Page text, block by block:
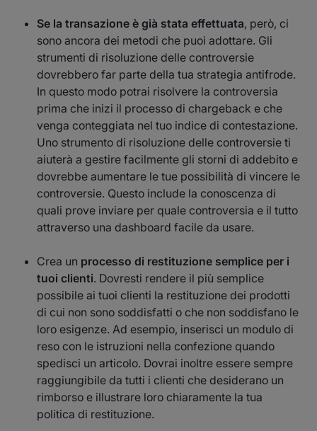
Se la transazione è già stata effettuata, però, ci
sono ancora dei metodi che puoi adottare. Gli
strumenti di risoluzione delle controversie
dovrebbero far parte della tua strategia antifrode.
In questo modo potrai risolvere la controversia
prima che inizi il processo di chargeback e che
venga conteggiata nel tuo indice di contestazione.
Uno strumento di risoluzione delle controversie ti
aiuterà a gestire facilmente gli storni di addebito e
dovrebbe aumentare le tue possibilità di vincere le
controversie. Questo include la conoscenza di
quali prove inviare per quale controversia e il tutto
attraverso una dashboard facile da usare.
Crea un processo di restituzione semplice per i
tuoi clienti. Dovresti rendere il più semplice
possibile ai tuoi clienti la restituzione dei prodotti
di cui non sono soddisfatti o che non soddisfano le
loro esigenze. Ad esempio, inserisci un modulo di
reso con le istruzioni nella confezione quando
spedisci un articolo. Dovrai inoltre essere sempre
raggiungibile da tutti i clienti che desiderano un
rimborso e illustrare loro chiaramente la tua
politica di restituzione.